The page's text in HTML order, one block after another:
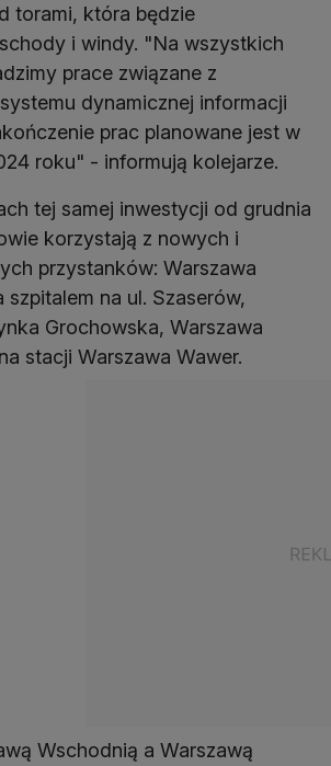
torami, która będzie
i windy. "Na wszystkich
prace związane z
dynamicznej informacji
prac planowane jest w
roku" - informują kolejarze.
tej samej inwestycji od grudnia
korzystają z nowych i
przystanków: Warszawa
szpitalem na ul. Szaserów,
Grochowska, Warszawa
stacji Warszawa Wawer.
Wschodnią a Warszawą